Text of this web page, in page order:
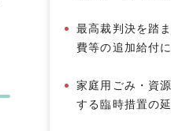
最高裁判決を踏
費等の追加給付
家庭用ごみ・資
する臨時措置の